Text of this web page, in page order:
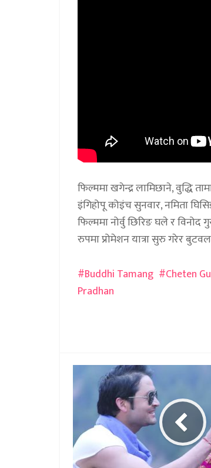
फिल्ममा खगेन्द्र लामिछाने, वुद्धि
इंगिहोपू कोइंच सुनवार, नमिता
फिल्ममा नोर्वु छिरिङ घले र
रुपमा प्रोमेशन यात्रा सुरु गरेर
Buddhi Tamang
Cheten
Pradhan